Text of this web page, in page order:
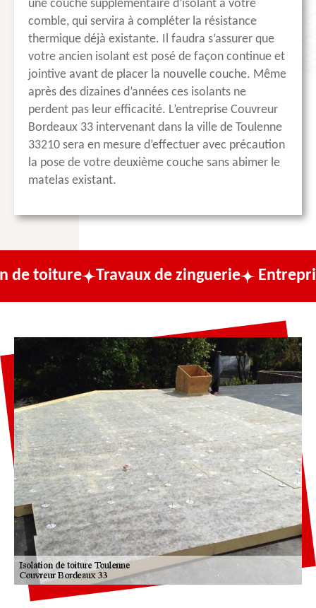
une couche supplémentaire d’isolant à votre
comble, qui servira à compléter la résistance
thermique déjà existante. Il faudra s’assurer que
votre ancien isolant est posé de façon continue et
jointive avant de placer la nouvelle couche. Même
après des dizaines d’années ces isolants ne
perdent pas leur efficacité. L’entreprise Couvreur
Bordeaux 33 intervenant dans la ville de Toulenne
33210 sera en mesure d’effectuer avec précaution
la pose de votre deuxième couche sans abimer le
matelas existant.
Travaux de zinguerie Entreprise de